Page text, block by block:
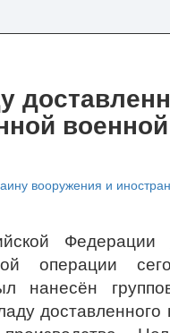
Федерации
операции
нанесён